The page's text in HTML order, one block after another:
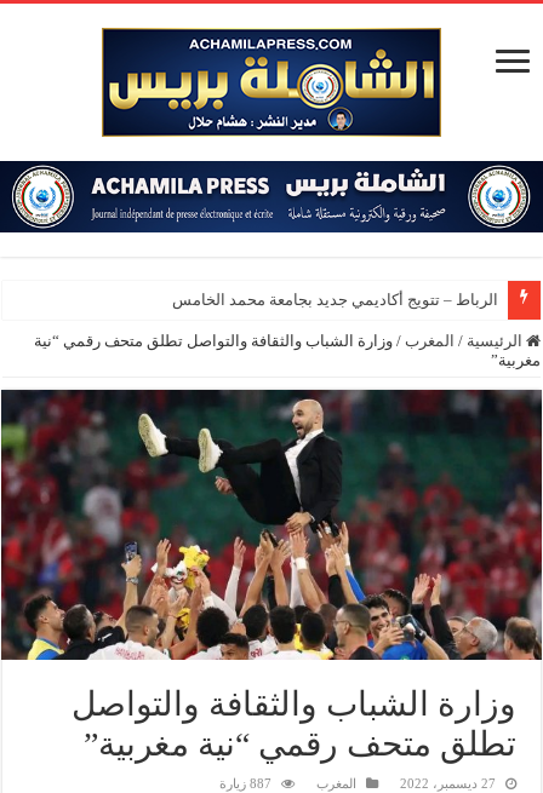
الرباط – تتويج أكاديمي جديد بجامعة محمد الخامس
الرئيسية / المغرب / وزارة الشباب والثقافة والتواصل تطلق متحف رقمي “نية
مغربية”
وزارة الشباب والثقافة والتواصل
تطلق متحف رقمي “نية مغربية”
27 ديسمبر، 2022 المغرب 887 زيارة